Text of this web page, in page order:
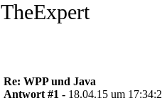
TheExpert
Re: WPP und Java
Antwort #1 - 18.04.15 um